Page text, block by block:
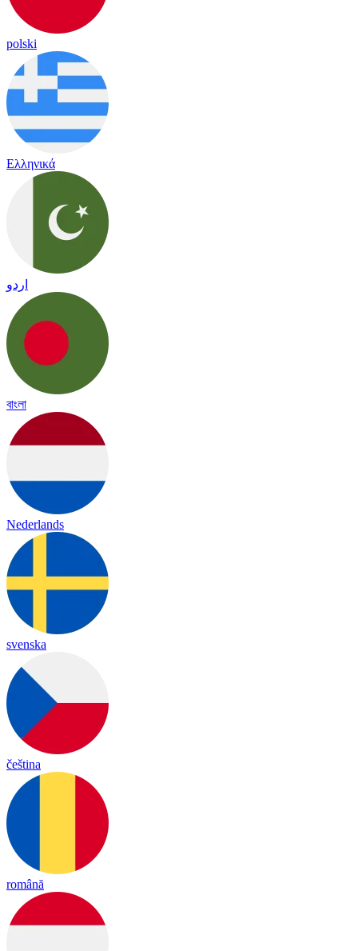
polski
Ελληνικά
اردو
বাংলা
Nederlands
svenska
čeština
română